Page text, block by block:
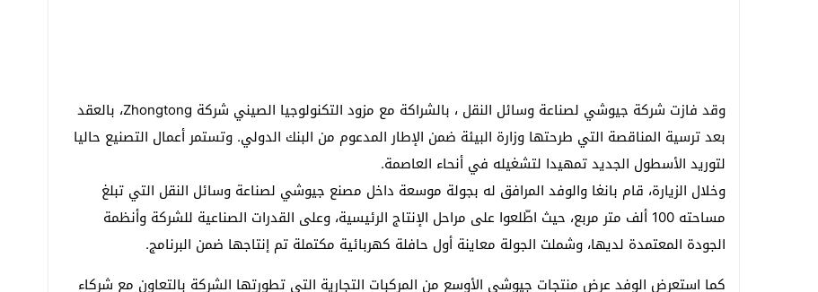
وقد فازت شركة جيوشي لصناعة وسائل النقل ، بالشراكة مع مزود التكنولوجيا الصيني شركة Zhongtong، بالعقد
بعد ترسية المناقصة التي طرحتها وزارة البيئة ضمن الإطار المدعوم من البنك الدولي. وتستمر أعمال التصنيع حاليا
لتوريد الأسطول الجديد تمهيدا لتشغيله في أنحاء العاصمة.
وخلال الزيارة، قام بانغا والوفد المرافق له بجولة موسعة داخل مصنع جيوشي لصناعة وسائل النقل التي تبلغ
مساحته 100 ألف متر مربع، حيث اطّلعوا على مراحل الإنتاج الرئيسية، وعلى القدرات الصناعية للشركة وأنظمة
الجودة المعتمدة لديها، وشملت الجولة معاينة أول حافلة كهربائية مكتملة تم إنتاجها ضمن البرنامج.
كما استعرض الوفد عرض منتجات جيوشي الأوسع من المركبات التجارية التي تطورتها الشركة بالتعاون مع شركاء